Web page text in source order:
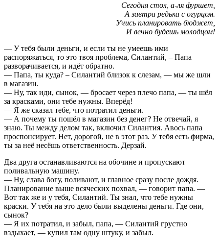
Сегодня стол, а-ля фуршет,
А завтра редька с огурцом.
Учись планировать бюджет,
И вечно будешь молодцом!
— У тебя были деньги, и если ты не умеешь ими
распоряжаться, то это твоя проблема, Силантий, – Папа
разворачивается, и идёт обратно.
— Папа, ты куда? – Силантий близок к слезам, — мы же шли
в магазин.
— Ну, так иди, сынок, — бросает через плечо папа, — ты шёл
за красками, они тебе нужны. Вперёд!
— Я же сказал тебе, что потратил деньги.
— А почему ты пошёл в магазин без денег? Не отвечай, я
знаю. Ты между делом так, включил Силантия. Авось папа
проспонсирует. Нет, дорогой, не в этот раз. У тебя есть фирма,
ты за неё несёшь ответственность. Дерзай.
Два друга останавливаются на обочине и пропускают
поливальную машину.
— Ну, слава богу, поливают, и главное сразу после дождя.
Планирование выше всяческих похвал, — говорит папа. —
Вот так же и у тебя, Силантий. Ты знал, что тебе нужны
краски. У тебя на это дело были выделены деньги. Где они,
сынок?
— Я их потратил, и забыл, папа, — Силантий грустно
вздыхает, — купил там одну штуку, и забыл.